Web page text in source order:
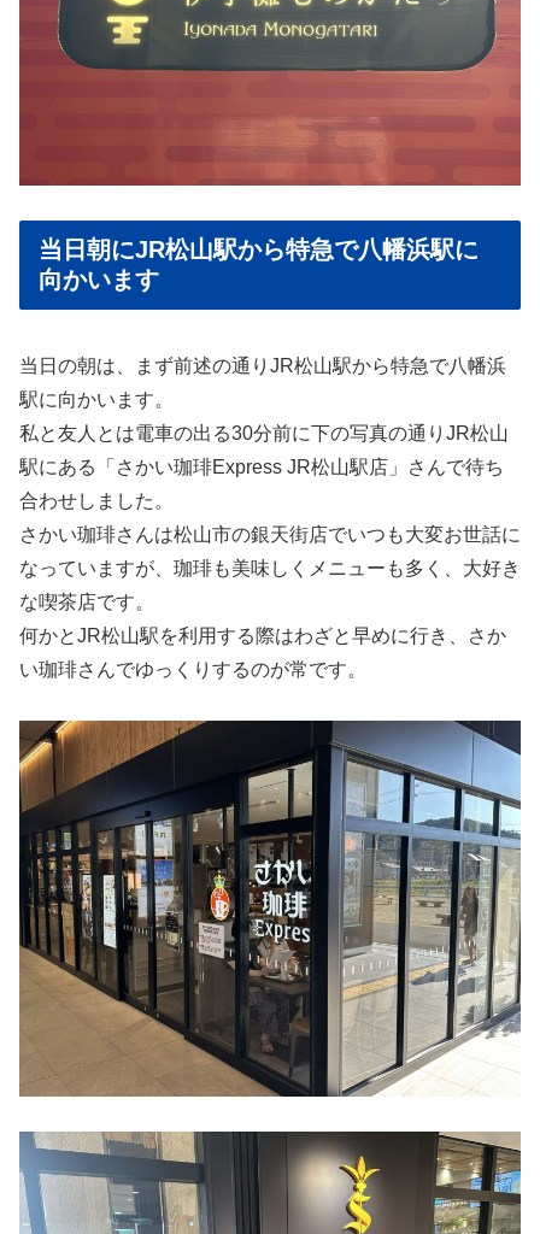
当日朝にJR松山駅から特急で八幡浜駅に
向かいます
当日の朝は、まず前述の通りJR松山駅から特急で八幡浜
駅に向かいます。
私と友人とは電車の出る30分前に下の写真の通りJR松山
駅にある「さかい珈琲Express JR松山駅店」さんで待ち
合わせしました。
さかい珈琲さんは松山市の銀天街店でいつも大変お世話に
なっていますが、珈琲も美味しくメニューも多く、大好き
な喫茶店です。
何かとJR松山駅を利用する際はわざと早めに行き、さか
い珈琲さんでゆっくりするのが常です。